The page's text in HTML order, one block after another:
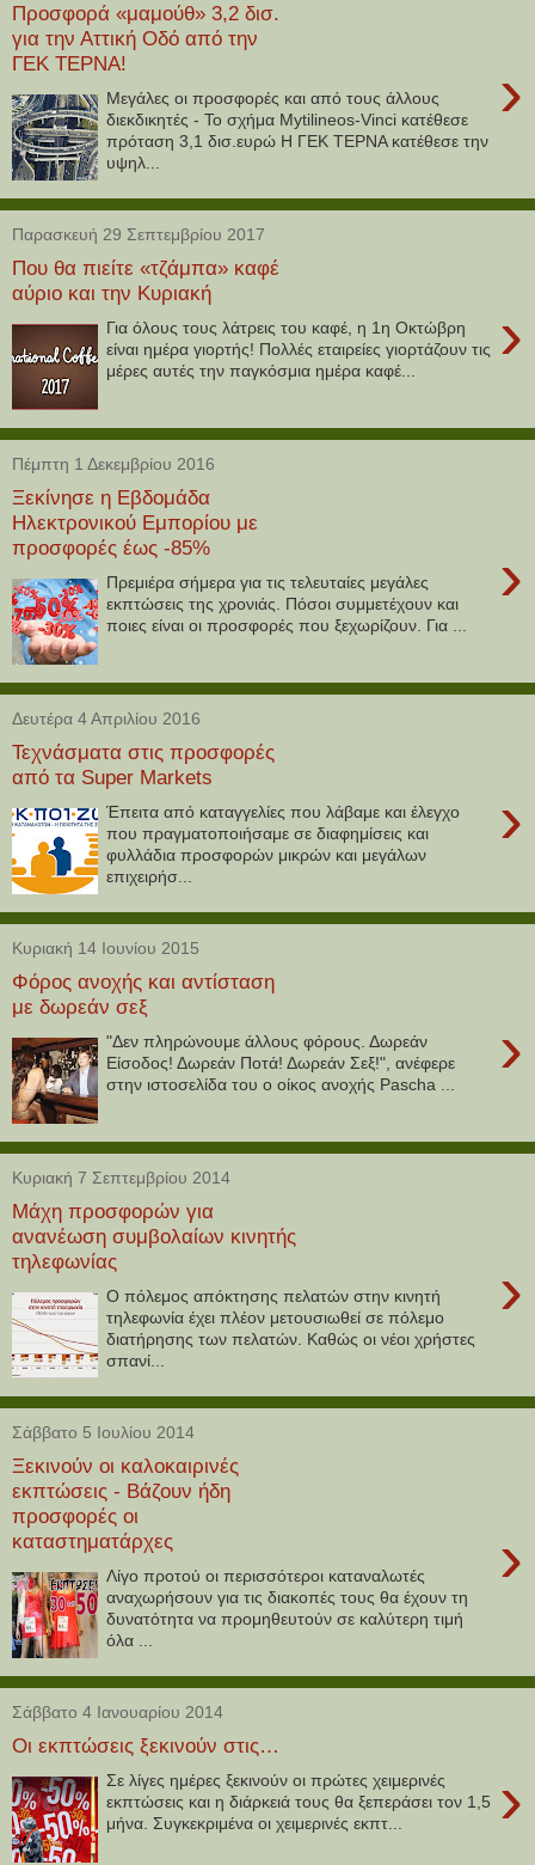
Προσφορά «μαμούθ» 3,2 δισ.
για την Αττική Οδό από την
ΓΕΚ ΤΕΡΝΑ!
›
Μεγάλες οι προσφορές και από τους άλλους
διεκδικητές - Το σχήμα Mytilineos-Vinci κατέθεσε
πρόταση 3,1 δισ.ευρώ Η ΓΕΚ ΤΕΡΝΑ κατέθεσε την
υψηλ...
Παρασκευή 29 Σεπτεμβρίου 2017
Που θα πιείτε «τζάμπα» καφέ
αύριο και την Κυριακή
›
Για όλους τους λάτρεις του καφέ, η 1η Οκτώβρη
είναι ημέρα γιορτής! Πολλές εταιρείες γιορτάζουν τις
μέρες αυτές την παγκόσμια ημέρα καφέ...
Πέμπτη 1 Δεκεμβρίου 2016
Ξεκίνησε η Εβδομάδα
Ηλεκτρονικού Εμπορίου με
προσφορές έως -85%
›
Πρεμιέρα σήμερα για τις τελευταίες μεγάλες
εκπτώσεις της χρονιάς. Πόσοι συμμετέχουν και
ποιες είναι οι προσφορές που ξεχωρίζουν. Για ...
Δευτέρα 4 Απριλίου 2016
Τεχνάσματα στις προσφορές
από τα Super Markets
›
Έπειτα από καταγγελίες που λάβαμε και έλεγχο
που πραγματοποιήσαμε σε διαφημίσεις και
φυλλάδια προσφορών μικρών και μεγάλων
επιχειρήσ...
Κυριακή 14 Ιουνίου 2015
Φόρος ανοχής και αντίσταση
με δωρεάν σεξ
›
"Δεν πληρώνουμε άλλους φόρους. Δωρεάν
Είσοδος! Δωρεάν Ποτά! Δωρεάν Σεξ!", ανέφερε
στην ιστοσελίδα του ο οίκος ανοχής Pascha ...
Κυριακή 7 Σεπτεμβρίου 2014
Mάχη προσφορών για
ανανέωση συμβολαίων κινητής
τηλεφωνίας
›
Ο πόλεμος απόκτησης πελατών στην κινητή
τηλεφωνία έχει πλέον μετουσιωθεί σε πόλεμο
διατήρησης των πελατών. Καθώς οι νέοι χρήστες
σπανί...
Σάββατο 5 Ιουλίου 2014
Ξεκινούν οι καλοκαιρινές
εκπτώσεις - Βάζουν ήδη
προσφορές οι
καταστηματάρχες
›
Λίγο προτού οι περισσότεροι καταναλωτές
αναχωρήσουν για τις διακοπές τους θα έχουν τη
δυνατότητα να προμηθευτούν σε καλύτερη τιμή
όλα ...
Σάββατο 4 Ιανουαρίου 2014
Οι εκπτώσεις ξεκινούν στις…
›
Σε λίγες ημέρες ξεκινούν οι πρώτες χειμερινές
εκπτώσεις και η διάρκειά τους θα ξεπεράσει τον 1,5
μήνα. Συγκεκριμένα οι χειμερινές εκπτ...